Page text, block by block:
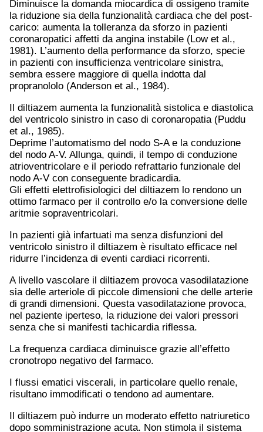
Diminuisce la domanda miocardica di ossigeno tramite
la riduzione sia della funzionalità cardiaca che del post-
carico: aumenta la tolleranza da sforzo in pazienti
coronaropatici affetti da angina instabile (Low et al.,
1981). L’aumento della performance da sforzo, specie
in pazienti con insufficienza ventricolare sinistra,
sembra essere maggiore di quella indotta dal
propranololo (Anderson et al., 1984).
Il diltiazem aumenta la funzionalità sistolica e diastolica
del ventricolo sinistro in caso di coronaropatia (Puddu
et al., 1985).
Deprime l’automatismo del nodo S-A e la conduzione
del nodo A-V. Allunga, quindi, il tempo di conduzione
atrioventricolare e il periodo refrattario funzionale del
nodo A-V con conseguente bradicardia.
Gli effetti elettrofisiologici del diltiazem lo rendono un
ottimo farmaco per il controllo e/o la conversione delle
aritmie sopraventricolari.
In pazienti già infartuati ma senza disfunzioni del
ventricolo sinistro il diltiazem è risultato efficace nel
ridurre l’incidenza di eventi cardiaci ricorrenti.
A livello vascolare il diltiazem provoca vasodilatazione
sia delle arteriole di piccole dimensioni che delle arterie
di grandi dimensioni. Questa vasodilatazione provoca,
nel paziente iperteso, la riduzione dei valori pressori
senza che si manifesti tachicardia riflessa.
La frequenza cardiaca diminuisce grazie all’effetto
cronotropo negativo del farmaco.
I flussi ematici viscerali, in particolare quello renale,
risultano immodificati o tendono ad aumentare.
Il diltiazem può indurre un moderato effetto natriuretico
dopo somministrazione acuta. Non stimola il sistema